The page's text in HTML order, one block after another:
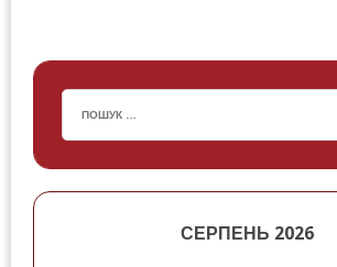
СЕРПЕНЬ 2026